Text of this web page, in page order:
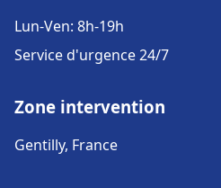
Lun-Ven: 8h-19h
Service d'urgence 24/7
Zone intervention
Gentilly, France